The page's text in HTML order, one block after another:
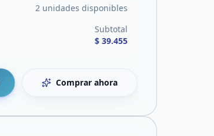
2 unidades disponibles
Subtotal
$ 39.455
Comprar ahora